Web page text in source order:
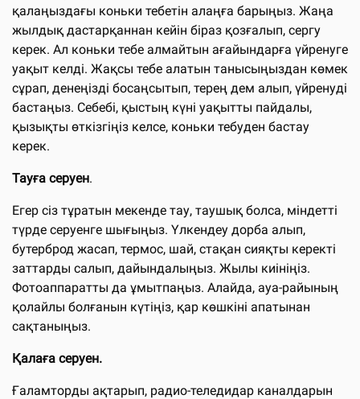
қалаңыздағы коньки тебетін алаңға барыңыз. Жаңа
жылдық дастарқаннан кейін біраз қозғалып, сергу
керек. Ал коньки тебе алмайтын ағайындарға үйренуге
уақыт келді. Жақсы тебе алатын танысыңыздан көмек
сұрап, денеңізді босаңсытып, терең дем алып, үйренуді
бастаңыз. Себебі, қыстың күні уақытты пайдалы,
қызықты өткізгіңіз келсе, коньки тебуден бастау
керек.
Тауға серуен.
Егер сіз тұратын мекенде тау, таушық болса, міндетті
түрде серуенге шығыңыз. Үлкендеу дорба алып,
бутерброд жасап, термос, шай, стақан сияқты керекті
заттарды салып, дайындалыңыз. Жылы киініңіз.
Фотоаппаратты да ұмытпаңыз. Алайда, ауа-райының
қолайлы болғанын күтіңіз, қар көшкіні апатынан
сақтаныңыз.
Қалаға серуен.
Ғаламторды ақтарып, радио-теледидар каналдарын